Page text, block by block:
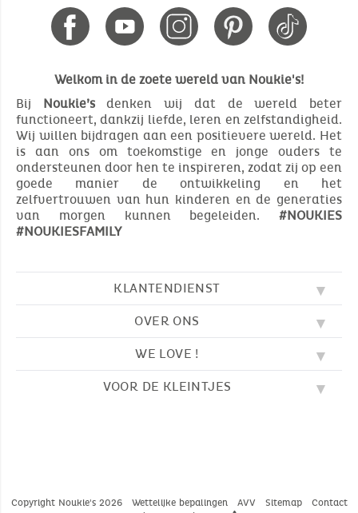
Welkom in de zoete wereld van Noukie's!
Bij Noukie’sdenken wij dat de wereld beter
functioneert, dankzij liefde, leren en zelfstandigheid.
Wij willen bijdragen aan een positievere wereld. Het
is aan ons om toekomstige en jonge ouders te
ondersteunen door hen te inspireren, zodat zij op een
goede manier de ontwikkeling en het
zelfvertrouwen van hun kinderen en de generaties
van morgen kunnen begeleiden. #NOUKIES
#NOUKIESFAMILY
KLANTENDIENST
FAQ
CONTACTEER ONS
AVV
OVER ONS
ONZE WAARDEN
ONS VERHAAL
WE LOVE !
BORDUURWERK
VOOR DE KLEINTJES
Copyright Noukie's 2026 Wettelijke bepalingen AVV Sitemap
Contact